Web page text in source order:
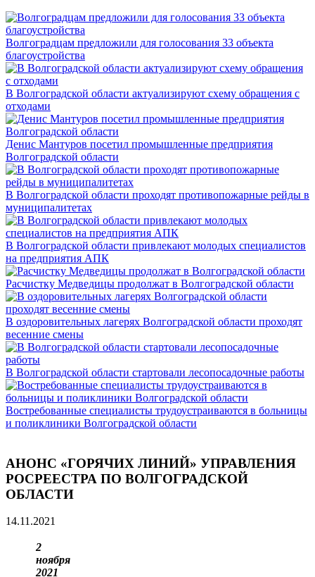
Волгоградцам предложили для голосования 33 объекта
благоустройства
В Волгоградской области актуализируют схему обращения с
отходами
Денис Мантуров посетил промышленные предприятия
Волгоградской области
В Волгоградской области проходят противопожарные рейды в
муниципалитетах
В Волгоградской области привлекают молодых специалистов
на предприятия АПК
Расчистку Медведицы продолжат в Волгоградской области
В оздоровительных лагерях Волгоградской области проходят
весенние смены
В Волгоградской области стартовали лесопосадочные работы
Востребованные специалисты трудоустраиваются в больницы
и поликлиники Волгоградской области
АНОНС «ГОРЯЧИХ ЛИНИЙ» УПРАВЛЕНИЯ
РОСРЕЕСТРА ПО ВОЛГОГРАДСКОЙ
ОБЛАСТИ
14.11.2021
2
ноября
2021